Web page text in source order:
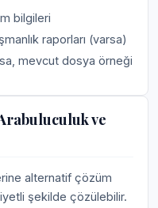
bilgileri
raporları (varsa)
mevcut dosya örneği
ve
alternatif çözüm
şekilde çözülebilir.